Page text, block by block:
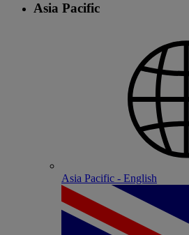
Asia Pacific
Asia Pacific - English